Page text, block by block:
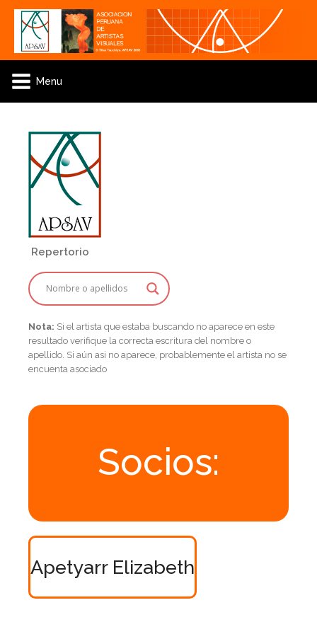
Menu
Repertorio
Nota: Si el artista que estaba buscando no aparece en este
resultado verifique la correcta escritura del nombre o
apellido. Si aún asi no aparece, probablemente el artista no se
encuenta asociado
Socios:
Apetyarr Elizabeth